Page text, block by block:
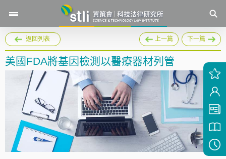
返回列表 上一篇 下一篇
美國FDA將基因檢測以醫療器材列管